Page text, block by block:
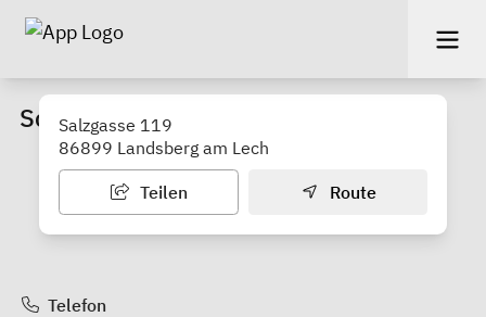
Schülerhilfe Nachhilfe Landsberg
Salzgasse 119
86899 Landsberg am Lech
Teilen Route
Telefon